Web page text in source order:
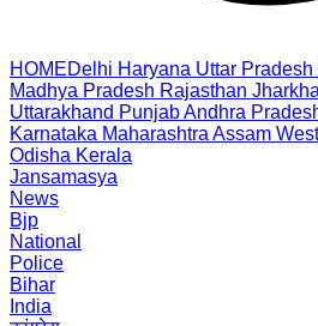
HOMEDelhi Haryana Uttar Pradesh
Madhya Pradesh Rajasthan
Uttarakhand PunjabAndhra
Karnataka Maharashtra Assam
Odisha Kerala
Jansamasya
News
Bjp
National
Police
Bihar
India